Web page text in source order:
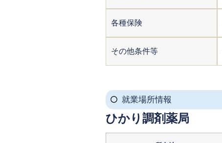
各種保険
その他条件等
就業場所情報
ひかり調剤薬局